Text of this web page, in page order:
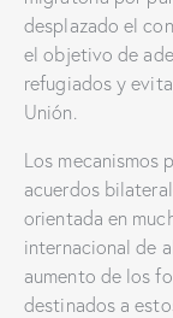
desplazado el
el objetivo de
refugiados y
Unión.
Los mecanismos
acuerdos
orientada en
internacional de
aumento de los
destinados a